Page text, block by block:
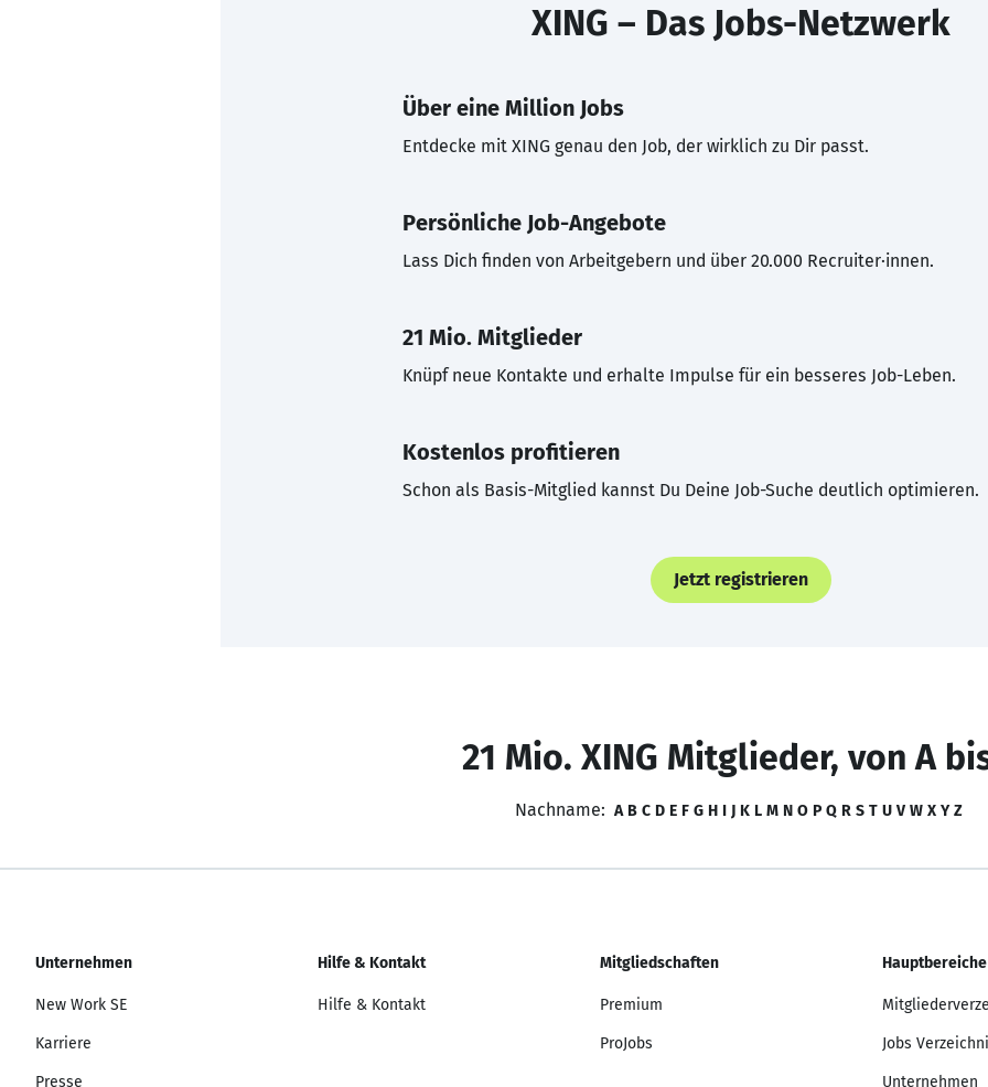
XING – Das Jobs-Netzwerk
Über eine Million Jobs
Entdecke mit XING genau den Job, der wirklich zu Dir passt.
Persönliche Job-Angebote
Lass Dich finden von Arbeitgebern und über 20.000 Recruiter·innen.
21 Mio. Mitglieder
Knüpf neue Kontakte und erhalte Impulse für ein besseres Job-Leben.
Kostenlos profitieren
Schon als Basis-Mitglied kannst Du Deine Job-Suche deutlich optimieren.
Jetzt registrieren
21 Mio. XING Mitglieder, von A
Nachname: A B C D E F G H I J K L M N O P Q R S T U V W X Y Z
Unternehmen
New Work SE
Karriere
Presse
Hilfe & Kontakt
Hilfe & Kontakt
Mitgliedschaften
Premium
ProJobs
Hauptbereiche
Jobs
Unternehmen